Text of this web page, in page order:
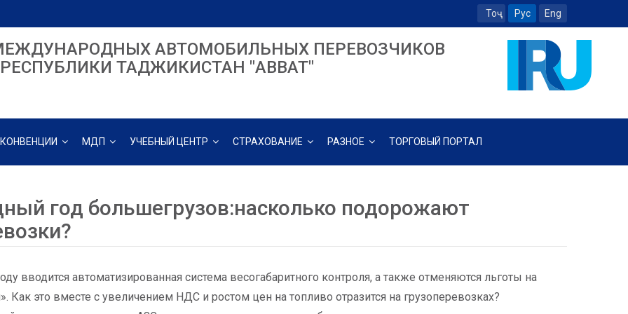
Тоҷ Рус Eng
АВТОМОБИЛЬНЫХ ПЕРЕВОЗЧИКОВ
РЕСПУБЛИКИ ТАДЖИКИСТАН "ABBAT"
КОНВЕНЦИИ МДП УЧЕБНЫЙ ЦЕНТР СТРАХОВАНИЕ РАЗНОЕ ТОРГОВЫЙ ПОРТАЛ
год большегрузов:насколько подорожают
вводится автоматизированная система весогабаритного контроля, а также отменяются льготы на
Как это вместе с увеличением НДС и ростом цен на топливо отразится на грузоперевозках?